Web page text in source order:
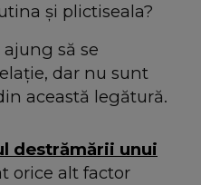
și plictiseala?
să se
dar nu sunt
această legătură.
destrămării unui
orice alt factor